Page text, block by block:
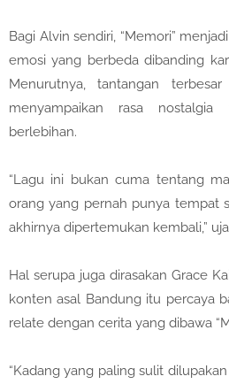
Bagi Alvin sendiri, “Memori”
emosi yang berbeda dibanding
Menurutnya, tantangan
menyampaikan rasa
berlebihan.
“Lagu ini bukan cuma tentang
orang yang pernah punya tempat
akhirnya dipertemukan kembali,”
Hal serupa juga dirasakan Grace
konten asal Bandung itu percaya
relate dengan cerita yang dibawa
“Kadang yang paling sulit